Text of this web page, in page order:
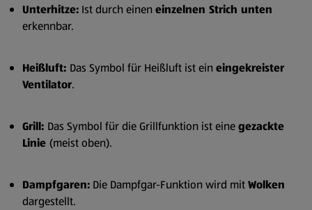
Unterhitze: Ist durch einen einzelnen Strich unten
erkennbar.
Heißluft: Das Symbol für Heißluft ist ein eingekreister
Ventilator.
Grill: Das Symbol für die Grillfunktion ist einegezackte
Linie (meist oben).
Dampfgaren: Die Dampfgar-Funktion wird mitWolken
dargestellt.